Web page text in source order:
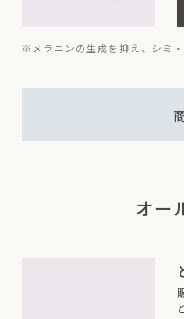
※メラニンの生成を抑え、シミ
オー